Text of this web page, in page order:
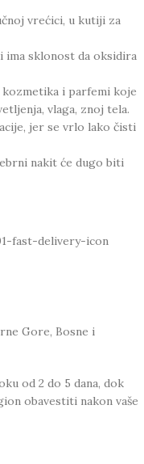
vrećici, u kutiji za
sklonost da oksidira
kozmetika i parfemi koje
vlaga, znoj tela.
jer se vrlo lako čisti
nakit će dugo biti
Gore, Bosne i
od 2 do 5 dana, dok
obavestiti nakon vaše